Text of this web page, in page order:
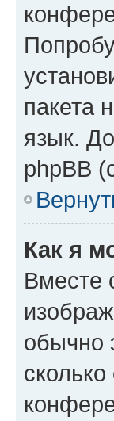
пакета
язык.
phpBB
Как я
Вместе
обычно